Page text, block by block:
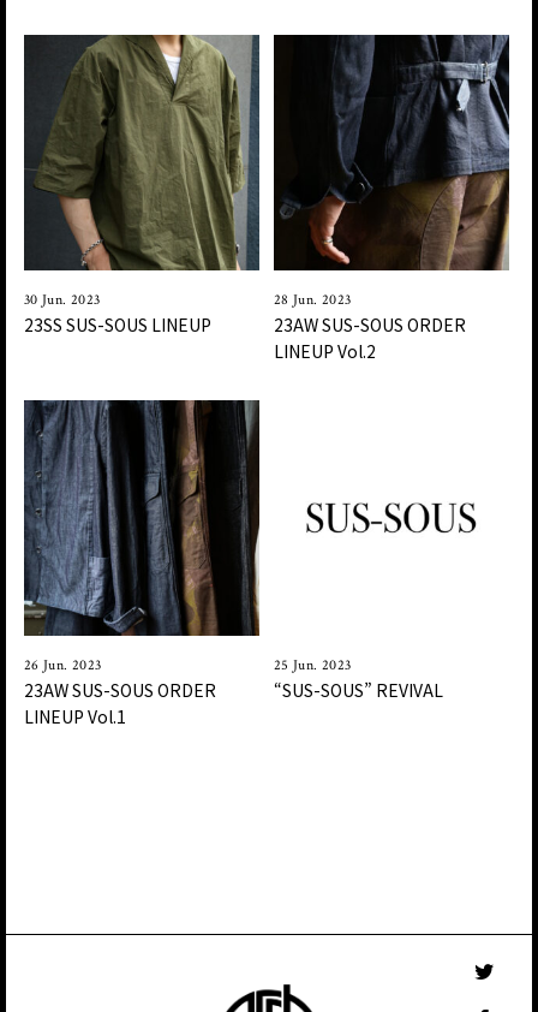
30 Jun. 2023
23SS SUS-SOUS LINEUP
28 Jun. 2023
23AW SUS-SOUS ORDER
LINEUP Vol.2
26 Jun. 2023
23AW SUS-SOUS ORDER
LINEUP Vol.1
25 Jun. 2023
“SUS-SOUS” REVIVAL